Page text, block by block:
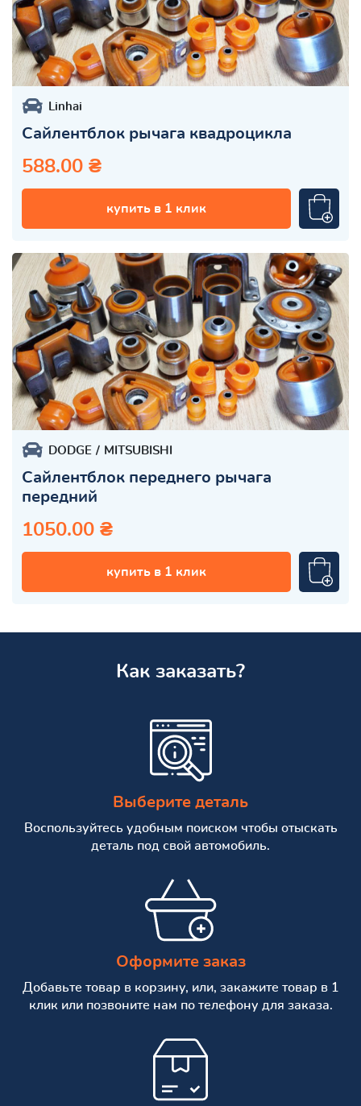
Linhai
Сайлентблок рычага квадроцикла
588.00 ₴
купить в 1 клик
DODGE MITSUBISHI
Сайлентблок переднего рычага
передний
1050.00 ₴
купить в 1 клик
Как заказать?
Выберите деталь
Воспользуйтесь удобным поиском чтобы отыскать
деталь под свой автомобиль.
Оформите заказ
Добавьте товар в корзину, или, закажите товар в 1
клик или позвоните нам по телефону для заказа.